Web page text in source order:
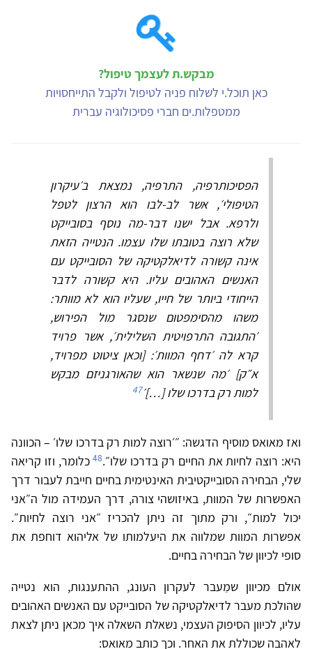
מבקש.ת לעצמך טיפול?
כאן תוכל.י לשלוח פניה לטיפול ולקבל התייחסויות
ממטפלות.ים חברי פסיכולוגיה עברית
הפסיכותרפיה, התרפיה, נמצאת ב׳עיקרון
הטיפולי׳, אשר לב-לבו הוא הרצון לטפל
ולרפא. אבל ישנו דבר-מה נוסף בסובייקט
שלא רוצה בטובתו שלו עצמו. הנטייה הזאת
אינה קשורה לדיאלקטיקה של הסובייקט עם
האנשים האהובים עליו. היא קשורה לדבר
הייחודי ביותר של חייו, שעליו הוא לא מוותר:
משהו מהסימפטום שנסגר מול הפירוש,
׳התגובה התרפויטית השלילית׳, אשר פרויד
קרא לה ׳דחף המוות׳: [וכאן ציטוט מפרויד,
א״ק] ׳מה שנשאר הוא שהאורגניזם מבקש
למות רק בדרכו שלו […]׳47
ואז מאואס מוסיף הדגשה: ״׳רוצה למות רק בדרכו שלו׳ – הכוונה
היא: רוצה לחיות את החיים רק בדרכו שלו״.48כלומר, וזו קריאה
שלי, הבחירה הסובייקטיבית האינטימית בחיים חייבת לעבור דרך
האפשרות של המוות, באיזושהי צורה, דרך העמידה מול ה״אני
יכול למות״, ורק מתוך זה ניתן להכריז ״אני רוצה לחיות״.
אפשרות המוות שמלווה את היעלמותו של אליהוא דוחפת את
סופי לכיוון של הבחירה בחיים.
אולם מכיוון שמֵעבר לעקרון העונג, ההתענגות, הוא נטייה
שהולכת מעבר לדיאלקטיקה של הסובייקט עם האנשים האהובים
עליו, לכיוון הסיפוק העצמי, נשאלת השאלה איך מכאן ניתן לצאת
לאהבה שכוללת את האחר. וכך כותב מאואס: